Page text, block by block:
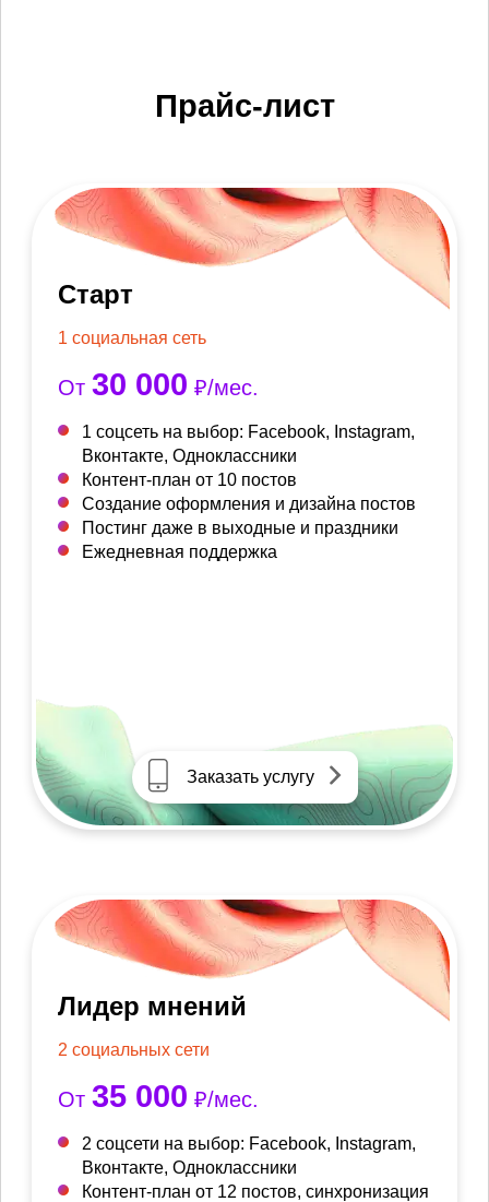
Прайс-лист
Старт
1 социальная сеть
От 30 000 ₽/мес.
1 соцсеть на выбор: Facebook, Instagram,
Вконтакте, Одноклассники
Контент-план от 10 постов
Создание оформления и дизайна постов
Постинг даже в выходные и праздники
Ежедневная поддержка
Заказать услугу
Лидер мнений
2 социальных сети
От 35 000 ₽/мес.
2 соцсети на выбор: Facebook, Instagram,
Вконтакте, Одноклассники
Контент-план от 12 постов, синхронизация